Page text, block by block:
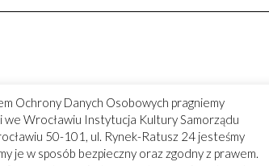
Ochrony Danych Osobowych pragniemy
Wrocławiu Instytucja Kultury Samorządu
50-101, ul. Rynek-Ratusz 24 jesteśmy
je w sposób bezpieczny oraz zgodny z prawem.